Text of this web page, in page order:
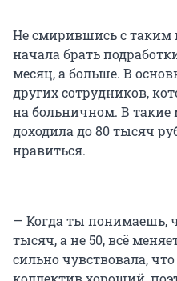
Не смирившись с
начала брать
месяц, а больше. В
других сотрудников,
на больничном. В
доходила до 80 тысяч
нравиться.
— Когда ты понимаешь,
тысяч, а не 50, всё
сильно чувствовала,